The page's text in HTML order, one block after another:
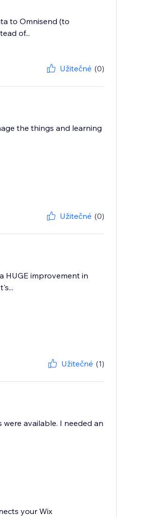
to Omnisend (to
of...
Užitečné (0)
the things and learning
Užitečné (0)
HUGE improvement in
Užitečné (1)
available. I needed an
your Wix